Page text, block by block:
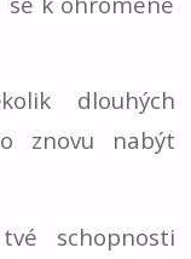
dlouhých
znovu nabýt
schopnosti